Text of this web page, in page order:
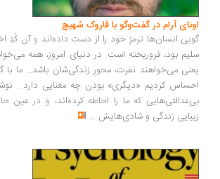
اونای آرام در گفت‌وگو با فاروک شهیچ‭
گویی انسان‌ها ترمزِ خود را از دست داده‌اند و آن کُدِ
سلیم بود، فروریخته است. در دنیای امروز، همه
یعنی می‌خواهند نفرت، محورِ زندگی‌شان باشد... ما
احساس کردیم «دیگری» بودن چه معنایی دارد...
بی‌عدالتی‌هایی که ما را احاطه کرده‌اند، و در عین
زیبایی زندگی و شادی‌هایش ...